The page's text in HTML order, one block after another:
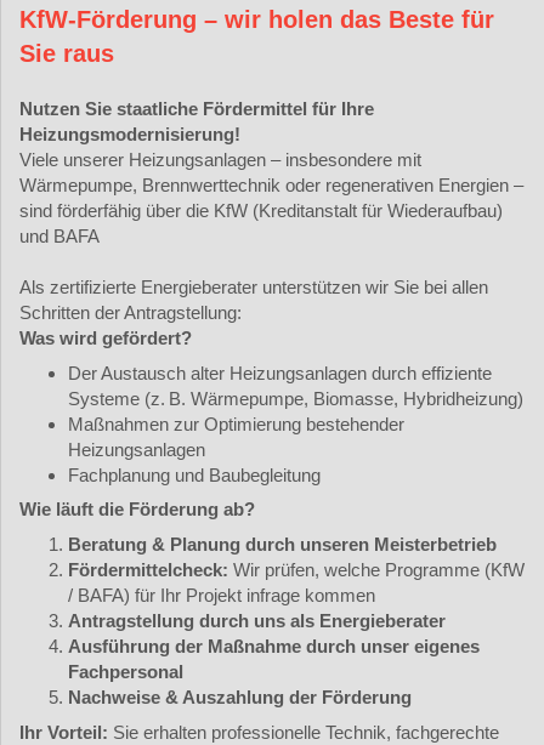
KfW-Förderung – wir holen das Beste für
Sie raus
Nutzen Sie staatliche Fördermittel für Ihre
Heizungsmodernisierung!
Viele unserer Heizungsanlagen – insbesondere mit
Wärmepumpe, Brennwerttechnik oder regenerativen Energien –
sind förderfähig über die KfW (Kreditanstalt für Wiederaufbau)
und BAFA
Als zertifizierte Energieberater unterstützen wir Sie bei allen
Schritten der Antragstellung:
Was wird gefördert?
Der Austausch alter Heizungsanlagen durch effiziente
Systeme (z. B. Wärmepumpe, Biomasse, Hybridheizung)
Maßnahmen zur Optimierung bestehender
Heizungsanlagen
Fachplanung und Baubegleitung
Wie läuft die Förderung ab?
Beratung & Planung durch unseren Meisterbetrieb
Fördermittelcheck: Wir prüfen, welche Programme (KfW
/ BAFA) für Ihr Projekt infrage kommen
Antragstellung durch uns als Energieberater
Ausführung der Maßnahme durch unser eigenes
Fachpersonal
Nachweise & Auszahlung der Förderung
Ihr Vorteil: Sie erhalten professionelle Technik, fachgerechte